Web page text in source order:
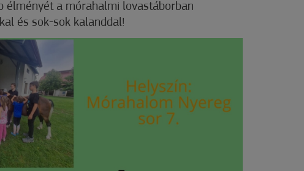
élményét a mórahalmi lovastáborban
és sok-sok kalanddal!